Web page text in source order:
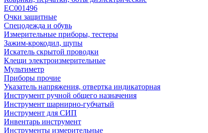
EC001496
Очки защитные
Спецодежда и обувь
Измерительные приборы, тестеры
Зажим-крокодил, щупы
Искатель скрытой проводки
Клещи электроизмерительные
Мультиметр
Приборы прочие
Указатель напряжения, отвертка индикаторная
Инструмент ручной общего назначения
Инструмент шарнирно-губчатый
Инструмент для СИП
Инвентарь инструмент
Инструменты измерительные